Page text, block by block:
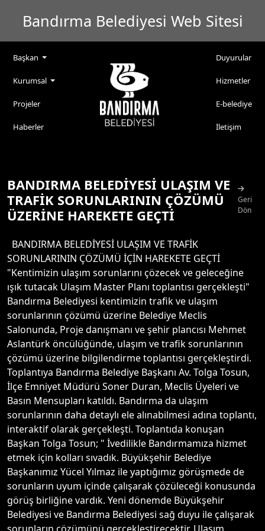
Bandırma Belediyesi Web Sitesi
Başkan
Kurumsal
Projeler
Haberler
Duyurular
Hizmetler
E-belediye
İletişim
BANDIRMA BELEDİYESİ ULAŞIM VE
TRAFİK SORUNLARININ ÇÖZÜMÜ
ÜZERİNE HAREKETE GEÇTİ
Geri
Dön
BANDIRMA BELEDİYESİ ULAŞIM VE TRAFİK
SORUNLARININ ÇÖZÜMÜ İÇİN HAREKETE GEÇTİ
"Kentimizin ulaşım sorunlarını çözecek ve geleceğine
ışık tutacak Ulaşım Master Planı toplantısı gerçekleşti"
Bandırma Belediyesi kentimizin trafik ve ulaşım
sorunlarının çözümü üzerine Belediye Meclis
Salonunda, Proje danışmanı ve şehir plancısı Mehmet
Aslantürk öncülüğünde, ulaşım ve trafik sorunlarının
çözümü üzerine bilgilendirme toplantısı gerçekleştirdi.
Toplantıya Bandırma Belediye Başkanı Av. Tolga Tosun,
İlçe Emniyet Müdürü Soner Duran, Meclis Üyeleri ve
Basın Mensupları katıldı. Bandırma da ulaşım
sorunlarının daha detaylı ele alınabilmesi adına toplantı,
interaktif olarak gerçekleşti. Toplantıda konuşan
Başkan Tolga Tosun; " İvedilikle Bandırmamıza hizmet
etmek için kolları sıvadık. Büyükşehir Belediye
Başkanımız Yücel Yılmaz ile yaptığımız görüşmede de
sorunların uyum içinde çalışarak çözüleceği konusunda
görüş birliğine vardık. Yeni dönemde Büyükşehir
Belediyesi ve Bandırma Belediyesi sağ duyu ile çalışarak